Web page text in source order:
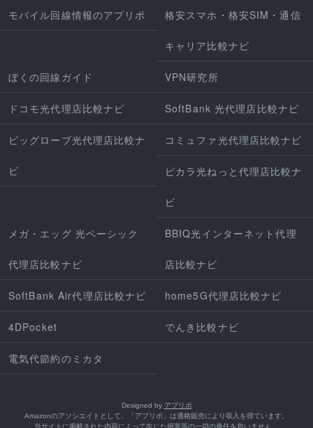
モバイル回線情報のアプリポ 格安スマホ・格安SIM・通信
キャリア比較ナビ
ぼくの回線ガイド VPN研究所
ドコモ光代理店比較ナビ SoftBank 光代理店比較ナビ
ビッグローブ光代理店比較ナ
ビ
コミュファ光代理店比較ナビ
ピカラ光ねっと代理店比較ナ
ビ
メガ・エッグ 光ベーシック
代理店比較ナビ
BBIQ光インターネット代理
店比較ナビ
SoftBank Air代理店比較ナビ home5G代理店比較ナビ
4DPocket でんき比較ナビ
電気代節約のミカタ
Designed by アプリポ
Amazonのアソシエイトとして、「アプリポ」は適格販売により収入を得ています。
当サイトに掲載された内容によって生じた損害等の一切の責任を負いません。